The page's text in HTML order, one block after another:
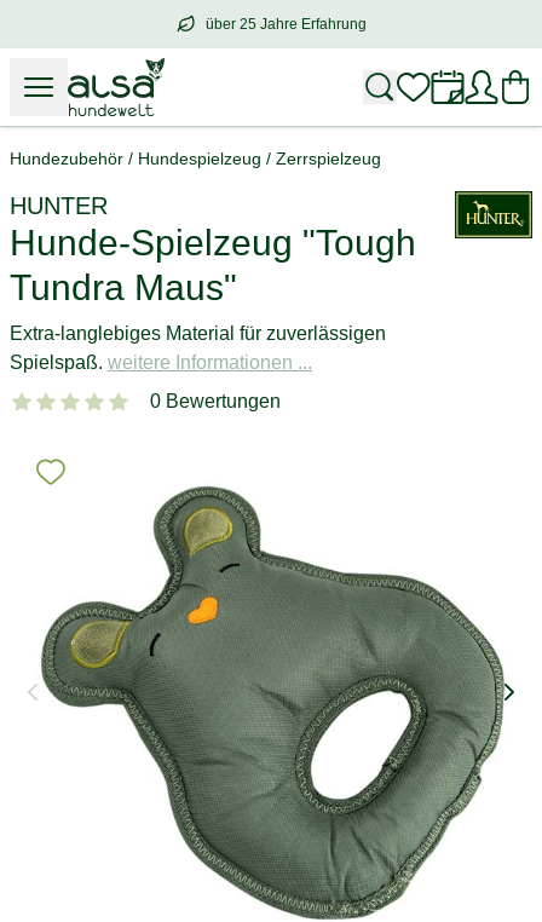
über 25 Jahre Erfahrung
über25 Jahre Erfahrung
Hundezubehör / Hundespielzeug / Zerrspielzeug
HUNTER
Hunde-Spielzeug "Tough
Tundra Maus"
Extra-langlebiges Material für zuverlässigen
Spielspaß. weitere Informationen ...
0 Bewertungen